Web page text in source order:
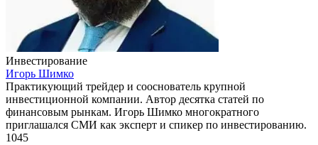
Инвестирование
Игорь Шимко
Практикующий трейдер и сооснователь крупной
инвестиционной компании. Автор десятка статей по
финансовым рынкам. Игорь Шимко многократного
приглашался СМИ как эксперт и спикер по инвестированию.
1045